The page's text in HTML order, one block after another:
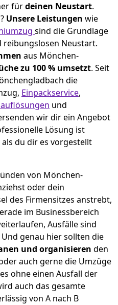
fürdeinen Neustart.
Unsere Leistungen wie
sind die Grundlage
Neustart.
aus Mönchen­
zu 100 % umsetzt. Seit
die
Einpackservice,
und
wir dir ein Angebot
Lösung ist
als du dir es vorgestellt
von Mönchen­
oder dein
des Firmensitzes anstrebt,
im Businessbereich
Ausfälle sind
genau hier sollten die
und organisieren den
auch gerne die Umzüge
ohne einen Ausfall der
auch das gesamte
von A nach B